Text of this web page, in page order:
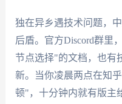
独在异乡遇技术问题，
后盾。官方Discord群里
节点选择"的文档，也有
新。当你凌晨两点在知
顿"，十分钟内就有版主